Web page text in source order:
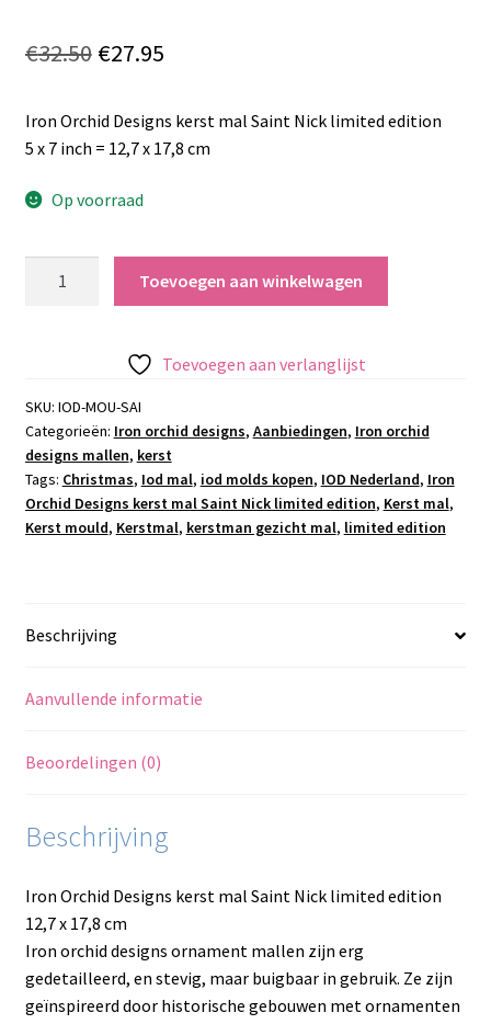
€32.50 Oorspronkelijke
was:
€27.95Huidige
is:
Iron Orchid Designs kerst mal Saint Nick limited edition
5 x 7 inch = 12,7 x 17,8 cm
Op voorraad
Saint
Nick
limited
edition
aantal
Toevoegen aan winkelwagen
Toevoegen aan verlanglijst
SKU: IOD-MOU-SAI
Categorieën: Iron orchid designs, Aanbiedingen, Iron orchid
designs mallen, kerst
Tags: Christmas, Iod mal, iod molds kopen, IOD Nederland, Iron
Orchid Designs kerst mal Saint Nick limited edition, Kerst mal,
Kerst mould, Kerstmal, kerstman gezicht mal, limited edition
Beschrijving
Aanvullende informatie
Beoordelingen (0)
Beschrijving
Iron Orchid Designs kerst mal Saint Nick limited edition
12,7 x 17,8 cm
Iron orchid designs ornament mallen zijn erg
gedetailleerd, en stevig, maar buigbaar in gebruik. Ze zijn
geïnspireerd door historische gebouwen met ornamenten